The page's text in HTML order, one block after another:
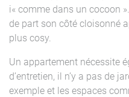
i« comme dans un cocoon
de part son côté cloisonné
plus cosy.
Un appartement nécessite
d’entretien, il n’y a pas de
exemple et les espaces